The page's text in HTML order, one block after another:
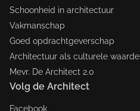
Schoonheid in architectuur
Vakmanschap
Goed opdrachtgeverschap
Architectuur als culturele waarde
Mevr. De Architect 2.0
Volg de Architect
Facebook